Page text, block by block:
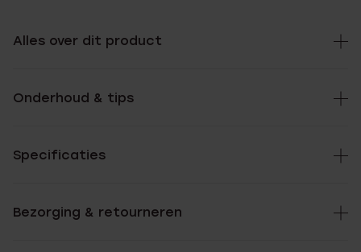
Alles over dit product
Onderhoud & tips
Specificaties
Bezorging & retourneren